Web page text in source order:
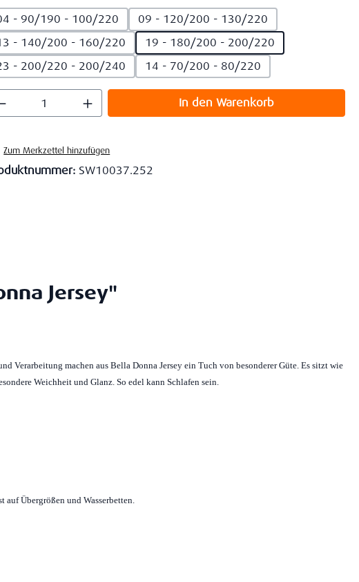
- 90/190 - 100/220
09 - 120/200 - 130/220
- 140/200 - 160/220
19 - 180/200 - 200/220
- 200/220 - 200/240
14 - 70/200 - 80/220
Anzahl: Gib den gewünschten Wert
In den Warenkorb
Zum Merkzettel hinzufügen
SW10037.252
Jersey"
Verarbeitung machen aus Bella Donna Jersey ein Tuch von besonderer Güte. Es sitzt wie
Weichheit und Glanz. So edel kann Schlafen sein.
auf Übergrößen und Wasserbetten.